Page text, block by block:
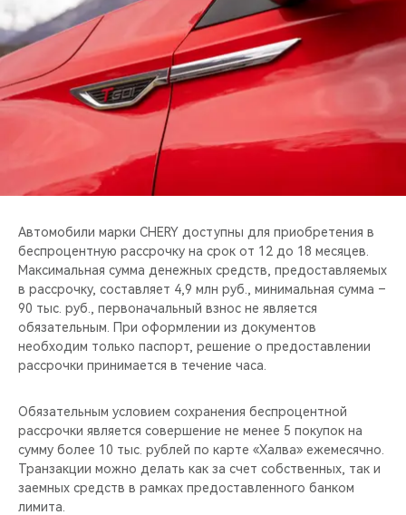
CHERY REMOTE
CHERY И СПОРТ
НАШИ МЕРОПРИЯТИЯ
Автомобили марки CHERY доступны для приобретения в
беспроцентную рассрочку на срок от 12 до 18 месяцев.
Максимальная сумма денежных средств, предоставляемых
в рассрочку, составляет 4,9 млн руб., минимальная сумма –
90 тыс. руб., первоначальный взнос не является
обязательным. При оформлении из документов
необходим только паспорт, решение о предоставлении
рассрочки принимается в течение часа.
Обязательным условием сохранения беспроцентной
рассрочки является совершение не менее 5 покупок на
сумму более 10 тыс. рублей по карте «Халва» ежемесячно.
Транзакции можно делать как за счет собственных, так и
заемных средств в рамках предоставленного банком
лимита.